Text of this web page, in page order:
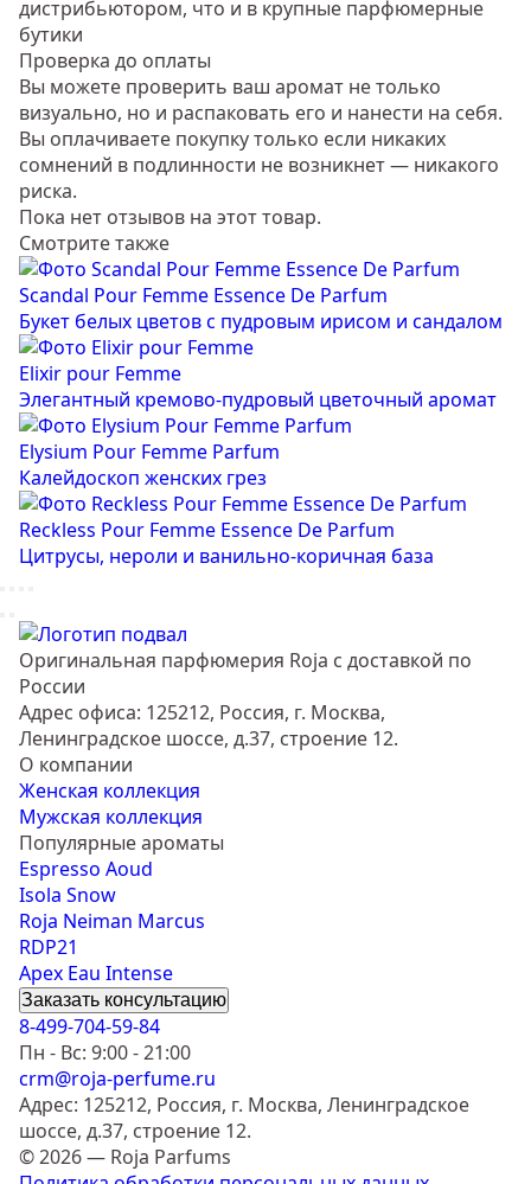
дистрибьютором, что и в крупные парфюмерные
бутики
Проверка до оплаты
Вы можете проверить ваш аромат не только
визуально, но и распаковать его и нанести на себя.
Вы оплачиваете покупку только если никаких
сомнений в подлинности не возникнет — никакого
риска.
Пока нет отзывов на этот товар.
Смотрите также
Scandal Pour Femme Essence De Parfum
Букет белых цветов с пудровым ирисом и сандалом
Elixir pour Femme
Элегантный кремово-пудровый цветочный аромат
Elysium Pour Femme Parfum
Калейдоскоп женских грез
Reckless Pour Femme Essence De Parfum
Цитрусы, нероли и ванильно-коричная база
Оригинальная парфюмерия Roja с доставкой по
России
Адрес офиса: 125212, Россия, г. Москва,
Ленинградское шоссе, д.37, строение 12.
О компании
Женская коллекция
Мужская коллекция
Популярные ароматы
Espresso Aoud
Isola Snow
Roja Neiman Marcus
RDP21
Apex Eau Intense
Заказать консультацию
8-499-704-59-84
Пн - Вс: 9:00 - 21:00
crm@roja-perfume.ru
Адрес: 125212, Россия, г. Москва, Ленинградское
шоссе, д.37, строение 12.
© 2026 — Roja Parfums